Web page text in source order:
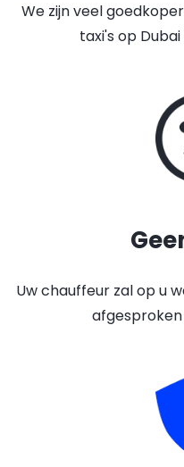
We zijn veel
taxi's op
Uw chauffeur zal op u